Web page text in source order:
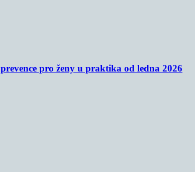
pro ženy u praktika od ledna 2026